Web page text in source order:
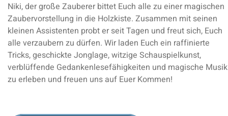
Niki, der große Zauberer bittet Euch alle zu einer magischen
Zaubervorstellung in die Holzkiste. Zusammen mit seinen
kleinen Assistenten probt er seit Tagen und freut sich, Euch
alle verzaubern zu dürfen. Wir laden Euch ein raffinierte
Tricks, geschickte Jonglage, witzige Schauspielkunst,
verblüffende Gedankenlesefähigkeiten und magische Musik
zu erleben und freuen uns auf Euer Kommen!